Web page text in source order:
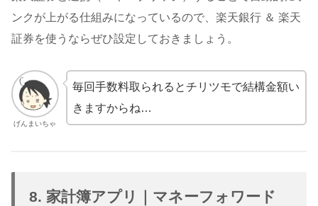
ンクが上がる仕組みになっているので、楽天銀行 ＆ 楽天
証券を使うならぜひ設定しておきましょう。
げんまいちゃ
毎回手数料取られるとチリツモで結構金額い
きますからね…
8. 家計簿アプリ｜マネーフォワード